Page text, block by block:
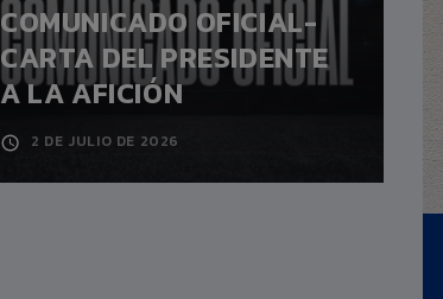
COMUNICADO OFICIAL-
CARTA DEL PRESIDENTE
A LA AFICIÓN
2 DE JULIO DE 2026